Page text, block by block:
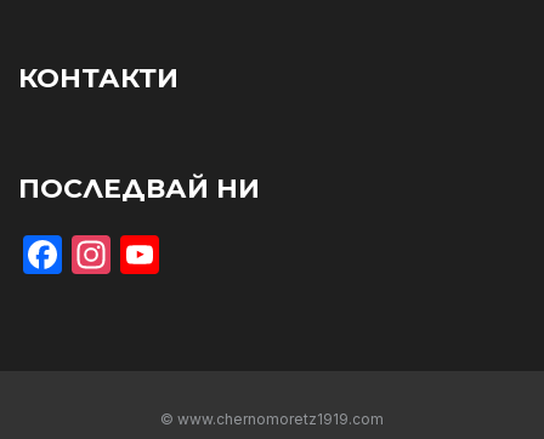
КОНТАКТИ
ПОСЛЕДВАЙ НИ
Facebook
Instagram
© www.chernomoretz1919.com